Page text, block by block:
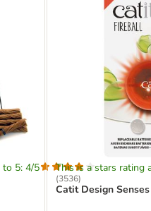
to 5: 4/5 This is a stars rating
(3536)
Catit Design